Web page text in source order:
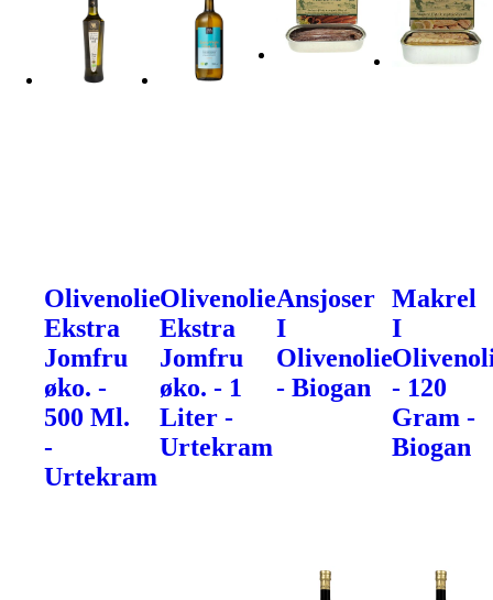
Olivenolie
Ekstra
Jomfru
øko. -
500 Ml.
-
Urtekram
Olivenolie
Ekstra
Jomfru
øko. - 1
Liter -
Urtekram
Ansjoser
I
Olivenolie
- Biogan
Makrel
I
- 120
Gram -
Biogan